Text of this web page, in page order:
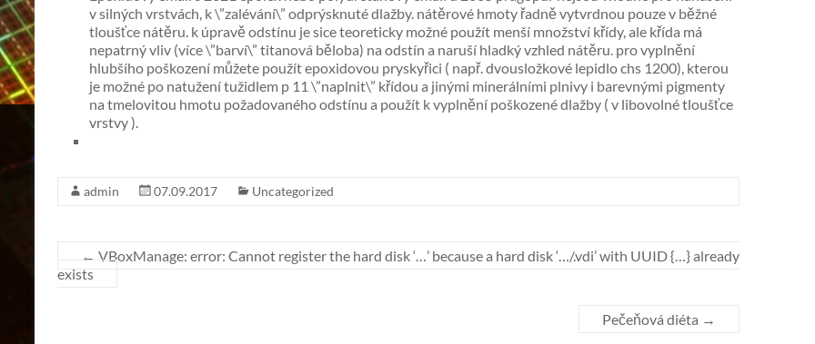
v silných vrstvách, k \”zalévání\” odprýsknuté dlažby. nátěrové hmoty řadně vytvrdnou pouze v běžné
tloušťce nátěru. k úpravě odstínu je sice teoreticky možné použít menší množství křídy, ale křída má
nepatrný vliv (více \”barví\” titanová běloba) na odstín a naruší hladký vzhled nátěru. pro vyplnění
hlubšího poškození můžete použít epoxidovou pryskyřici ( např. dvousložkové lepidlo chs 1200), kterou
je možné po natužení tužidlem p 11 \”naplnit\” křídou a jinými minerálními plnivy i barevnými pigmenty
na tmelovitou hmotu požadovaného odstínu a použít k vyplnění poškozené dlažby ( v libovolné tloušťce
vrstvy ).
admin 07.09.2017 Uncategorized
← VBoxManage: error: Cannot register the hard disk ‘…’ because a hard disk ‘…/.vdi’ with UUID {…} already
exists
Pečeňová diéta →